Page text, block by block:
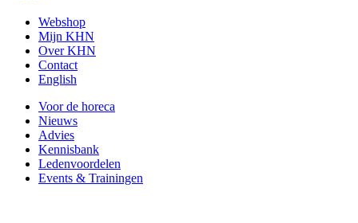
Webshop
Mijn KHN
Over KHN
Contact
English
Voor de horeca
Nieuws
Advies
Kennisbank
Ledenvoordelen
Events & Trainingen